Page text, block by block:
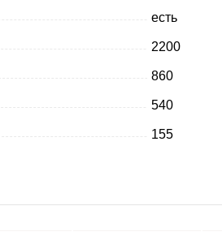
есть
2200
860
540
155